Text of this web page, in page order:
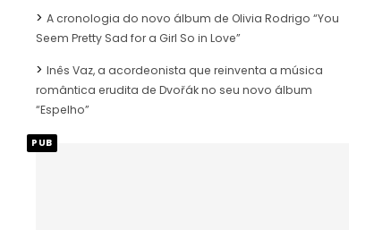
A cronologia do novo álbum de Olivia Rodrigo “You
Seem Pretty Sad for a Girl So in Love”
Inês Vaz, a acordeonista que reinventa a música
romântica erudita de Dvořák no seu novo álbum
“Espelho”
PUB